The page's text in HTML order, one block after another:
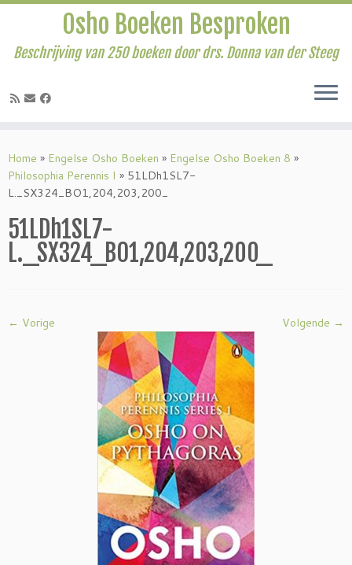
naar
inhoud
Osho Boeken Besproken
Beschrijving van 250 boeken door drs. Donna van der Steeg
Home » Engelse Osho Boeken » Engelse Osho Boeken 8 »
Philosophia Perennis I » 51LDh1SL7-
L._SX324_BO1,204,203,200_
51LDh1SL7-
L._SX324_BO1,204,203,200_
← Vorige Volgende →